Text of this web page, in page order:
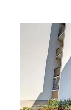
51,98 m 2, 3
Ref : 10200
59
Visiter le